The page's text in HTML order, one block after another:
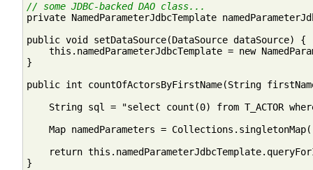
// some JDBC-backed DAO class...
private NamedParameterJdbcTemplate
public void setDataSource(DataSource dataSource) {
this.namedParameterJdbcTemplate = new
}
public int countOfActorsByFirstName(String
String sql = "select count(0) from T_ACTOR
Map namedParameters =
return
}